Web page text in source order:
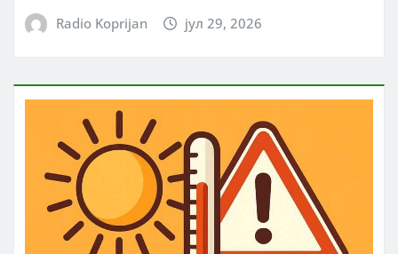
Radio Koprijan јул 29, 2026